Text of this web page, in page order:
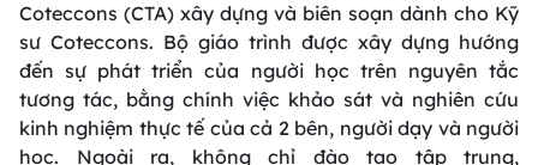
Coteccons (CTA) xây dựng và biên soạn dành cho Kỹ
sư Coteccons. Bộ giáo trình được xây dựng hướng
đến sự phát triển của người học trên nguyên tắc
tương tác, bằng chính việc khảo sát và nghiên cứu
kinh nghiệm thực tế của cả 2 bên, người dạy và người
học. Ngoài ra, không chỉ đào tạo tập trung,